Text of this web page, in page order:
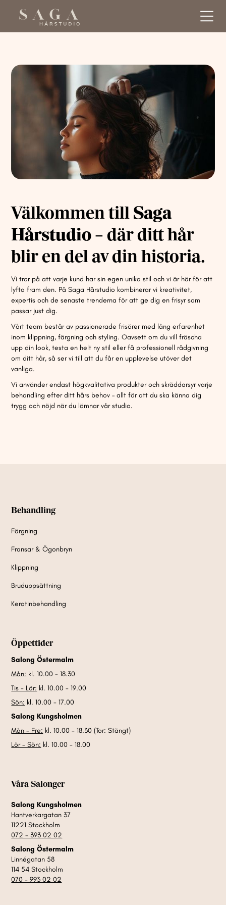
Välkommen till Saga
Hårstudio – där ditt hår
blir en del av din historia.
Vi tror på att varje kund har sin egen unika stil och vi är här för att
lyfta fram den. På Saga Hårstudio kombinerar vi kreativitet,
expertis och de senaste trenderna för att ge dig en frisyr som
passar just dig.
Vårt team består av passionerade frisörer med lång erfarenhet
inom klippning, färgning och styling. Oavsett om du vill fräscha
upp din look, testa en helt ny stil eller få professionell rådgivning
om ditt hår, så ser vi till att du får en upplevelse utöver det
vanliga.
Vi använder endast högkvalitativa produkter och skräddarsyr varje
behandling efter ditt hårs behov – allt för att du ska känna dig
trygg och nöjd när du lämnar vår studio.
Behandling
Färgning
Fransar & Ögonbryn
Klippning
Bruduppsättning
Keratinbehandling
Öppettider
Salong Östermalm
Mån: kl. 10.00 - 18.30
Tis - Lör: kl. 10.00 - 19.00
Sön: kl. 10.00 - 17.00
Salong Kungsholmen
Mån - Fre: kl. 10.00 - 18.30 (Tor: Stängt)
Lör - Sön: kl. 10.00 - 18.00
Våra Salonger
Salong Kungsholmen
Hantverkargatan 37
11221 Stockholm
072 - 393 02 02
Salong Östermalm
Linnégatan 58
114 54 Stockholm
070 - 993 02 02